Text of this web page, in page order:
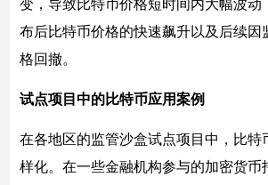
变，导致比特币价格短时间内大幅波动
布后比特币价格的快速飙升以及后续因
格回撤。
试点项目中的比特币应用案例
在各地区的监管沙盒试点项目中，比特
样化。在一些金融机构参与的加密货币